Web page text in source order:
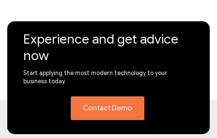
Experience and get advice
now
Start applying the most modern technology to your
business today.
Contact Demo